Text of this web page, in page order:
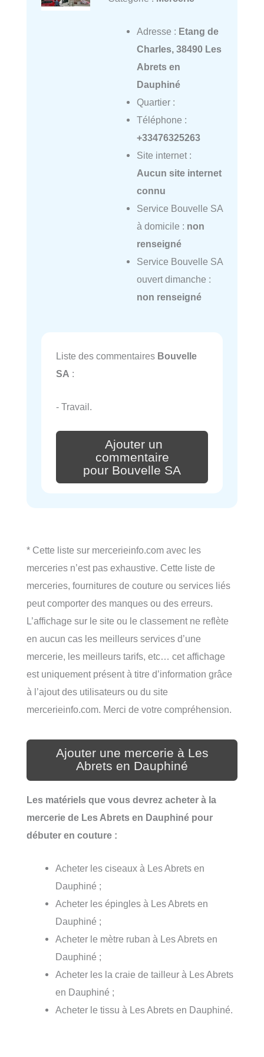
Adresse : Etang de
Charles, 38490 Les
Abrets en
Dauphiné
Quartier :
Téléphone :
+33476325263
Site internet :
Aucun site internet
connu
Service Bouvelle SA
à domicile : non
renseigné
Service Bouvelle SA
ouvert dimanche :
non renseigné
Liste des commentaires Bouvelle
SA :
- Travail.
Ajouter un
commentaire
pour Bouvelle SA
* Cette liste sur mercerieinfo.com avec les
merceries n’est pas exhaustive. Cette liste de
merceries, fournitures de couture ou services liés
peut comporter des manques ou des erreurs.
L’affichage sur le site ou le classement ne reflète
en aucun cas les meilleurs services d’une
mercerie, les meilleurs tarifs, etc… cet affichage
est uniquement présent à titre d’information grâce
à l’ajout des utilisateurs ou du site
mercerieinfo.com. Merci de votre compréhension.
Ajouter une mercerie à Les
Abrets en Dauphiné
Les matériels que vous devrez acheter à la
mercerie de Les Abrets en Dauphiné pour
débuter en couture :
Acheter les ciseaux à Les Abrets en
Dauphiné ;
Acheter les épingles à Les Abrets en
Dauphiné ;
Acheter le mètre ruban à Les Abrets en
Dauphiné ;
Acheter les la craie de tailleur à Les Abrets
en Dauphiné ;
Acheter le tissu à Les Abrets en Dauphiné.